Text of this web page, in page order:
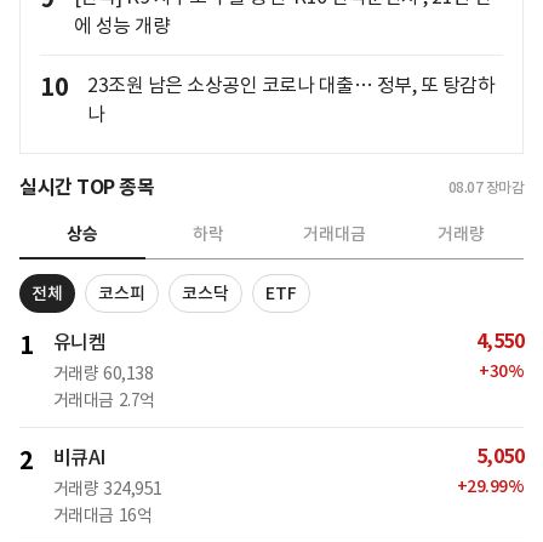
에 성능 개량
10
23조원 남은 소상공인 코로나 대출… 정부, 또 탕감하
나
실시간 TOP 종목 08.07 장마감
상승 하락 거래대금 거래량
전체 코스피 코스닥 ETF
1 유니켐
거래량 60,138
거래대금 2.7억
4,550
+30%
2 비큐AI
거래량 324,951
거래대금 16억
5,050
+29.99%